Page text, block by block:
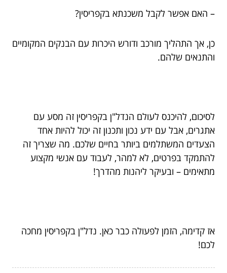
– האם אפשר לקבל משכנתא בקפריסין?
כן, אך התהליך מורכב ודורש היכרות עם הבנקים המקומיים
והתנאים שלהם.
לסיכום, להיכנס לעולם הנדל"ן בקפריסין זה מסע עם
אתגרים, אבל עם ידע נכון ותכנון זה יכול להיות אחד
הצעדים המשתלמים ביותר בחיים שלכם. מה שצריך זה
להתמקד בפרטים, לא למהר, לעבוד עם אנשי מקצוע
מתאימים – ובעיקר ליהנות מהדרך!
אז קדימה, הזמן לפעולה כבר כאן. נדל"ן בקפריסין מחכה
לכם!